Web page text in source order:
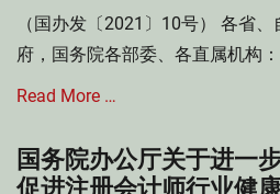
个
人
得
加
强
税
法
Tags
企
得
税
（国办发〔2021〕10号） 各省
府，国务院各部委、各直属机构
Read More …
Categories
经
国务院办公厅关于进一
促进注册会计师行业健